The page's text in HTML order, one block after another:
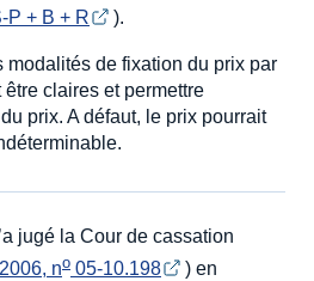
P + B + R ).
modalités de fixation du prix par
claires et permettre
prix. A défaut, le prix pourrait
jugé la Cour de cassation
no 05-10.198
) en